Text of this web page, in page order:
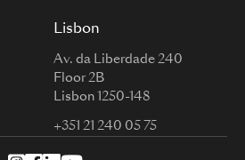
Lisbon
Av. da Liberdade 240
Floor 2B
Lisbon 1250-148
+351 21 240 05 75